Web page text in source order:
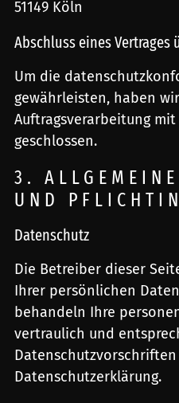
51149 Köln
Abschluss eines
Um die
gewährleisten, haben
Auftragsverarbeitung
geschlossen.
3.
UND
Datenschutz
Die Betreiber dieser
Ihrer persönlichen
behandeln Ihre
vertraulich und
Datenschutzerklärung.